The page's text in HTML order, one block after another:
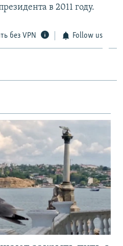
в 2011 году.
без VPN Follow us